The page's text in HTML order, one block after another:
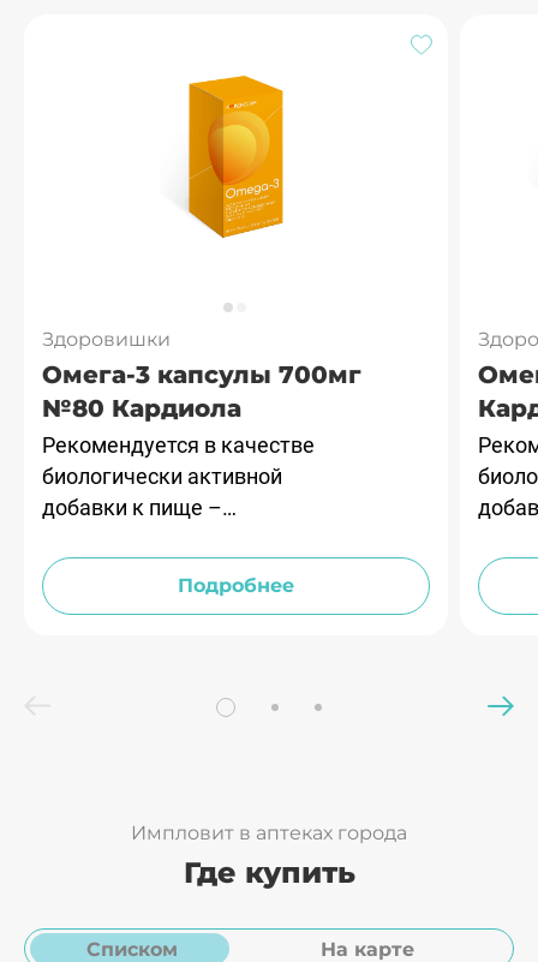
Здоровишки
Омега-3 капсулы 700мг
№80 Кардиола
Рекомендуется в качестве
биологически активной
добавки к пище –
источника
полиненасыщенных
Подробнее
Импловит в аптеках города
Где купить
Списком На карте